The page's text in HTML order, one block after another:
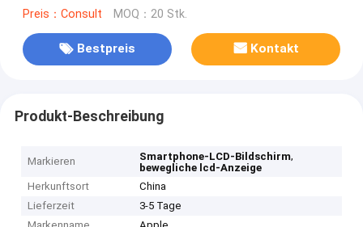
fort
Preis：Consult MOQ：20 Stk.
Bestpreis Kontakt
Produkt-Beschreibung
Markieren Smartphone-LCD-Bildschirm,
bewegliche lcd-Anzeige
Herkunftsort
China
Lieferzeit
3-5 Tage